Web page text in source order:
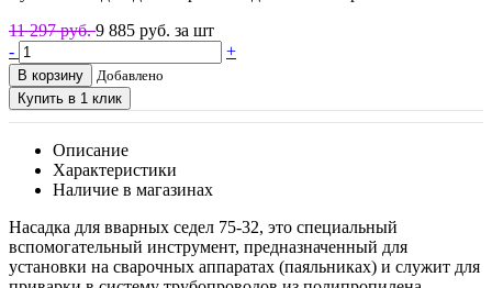
11 297 руб.9 885 руб. за шт
-
+
В корзину
Добавлено
Купить в 1 клик
Описание
Характеристики
Наличие в магазинах
Насадка для вварных седел 75-32, это специальный
вспомогательный инструмент, предназначенный для
установки на сварочных аппаратах (паяльниках) и служит для